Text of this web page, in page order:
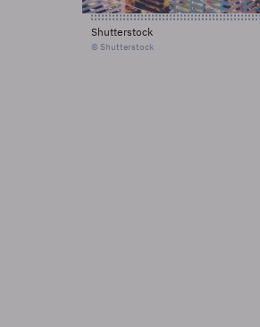
Shutterstock
© Shutterstock